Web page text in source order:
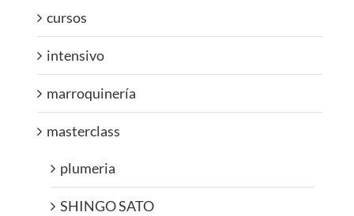
cursos
intensivo
marroquinería
masterclass
plumeria
SHINGO SATO